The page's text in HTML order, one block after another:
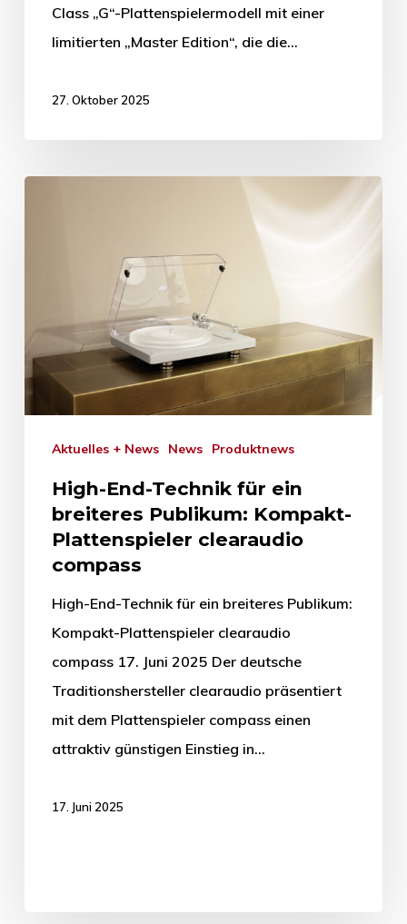
Class „G“-Plattenspielermodell mit einer
limitierten „Master Edition“, die die…
27. Oktober 2025
Aktuelles + News News Produktnews
High-End-Technik für ein
breiteres Publikum: Kompakt-
Plattenspieler clearaudio
compass
High-End-Technik für ein breiteres Publikum:
Kompakt-Plattenspieler clearaudio
compass 17. Juni 2025 Der deutsche
Traditionshersteller clearaudio präsentiert
mit dem Plattenspieler compass einen
attraktiv günstigen Einstieg in…
17. Juni 2025